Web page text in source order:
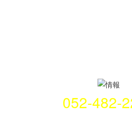
052-482-